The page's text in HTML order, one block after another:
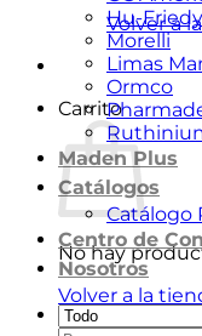
Volver a
Carrito
No hay
Volver a la
Hu-Friedy
Morelli
Limas
Ormco
Maden Plus
Catálogos
Catálogo
Centro de
Nosotros